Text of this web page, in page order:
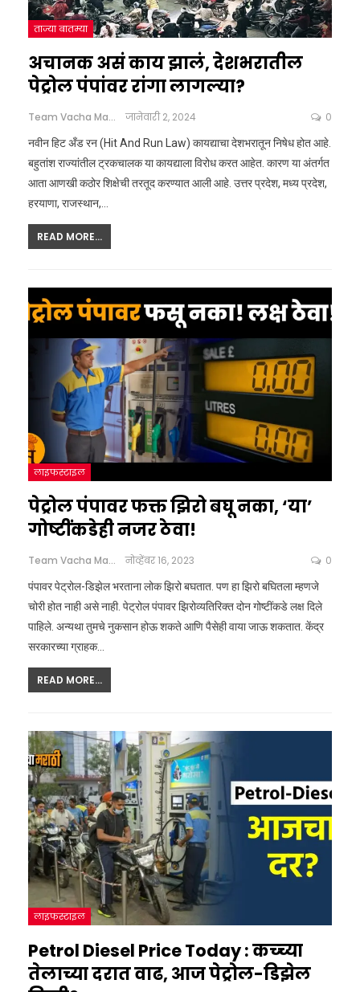
ताज्या बातम्या
अचानक असं काय झालं, देशभरातील
पेट्रोल पंपांवर रांगा लागल्या?
Team Vacha Marathi जानेवारी 2, 2024 0
नवीन हिट अँड रन (Hit And Run Law) कायद्याचा देशभरातून निषेध होत आहे.
बहुतांश राज्यांतील ट्रकचालक या कायद्याला विरोध करत आहेत. कारण या अंतर्गत
आता आणखी कठोर शिक्षेची तरतूद करण्यात आली आहे. उत्तर प्रदेश, मध्य प्रदेश,
हरयाणा, राजस्थान,
READ MORE...
लाइफस्टाइल
पेट्रोल पंपावर फक्त झिरो बघू नका, ‘या’
गोष्टींकडेही नजर ठेवा!
Team Vacha Marathi नोव्हेंबर 16, 2023 0
पंपावर पेट्रोल-डिझेल भरताना लोक झिरो बघतात. पण हा झिरो बघितला म्हणजे
चोरी होत नाही असे नाही. पेट्रोल पंपावर झिरोव्यतिरिक्त दोन गोष्टींकडे लक्ष दिले
पाहिले. अन्यथा तुमचे नुकसान होऊ शकते आणि पैसेही वाया जाऊ शकतात. केंद्र
सरकारच्या ग्राहक…
READ MORE...
लाइफस्टाइल
Petrol Diesel Price Today : कच्च्या
तेलाच्या दरात वाढ, आज पेट्रोल-डिझेल